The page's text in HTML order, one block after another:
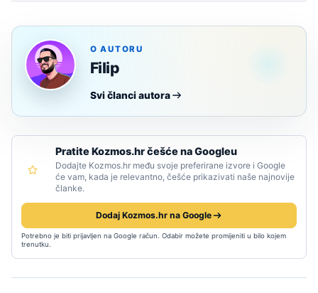
O AUTORU
Filip
Svi članci autora
Pratite Kozmos.hr češće na Googleu
Dodajte Kozmos.hr među svoje preferirane izvore i Google
će vam, kada je relevantno, češće prikazivati naše najnovije
članke.
Dodaj Kozmos.hr na Google
Potrebno je biti prijavljen na Google račun. Odabir možete promijeniti u bilo kojem
trenutku.